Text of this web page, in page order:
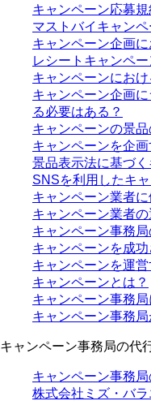
キャンペーン応募
マストバイキャンペ
キャンペーン企画
レシートキャンペー
キャンペーンにお
キャンペーン企画
る必要はある？
キャンペーンの景
キャンペーンを企
景品表示法に基づ
SNSを利用したキ
キャンペーン業者
キャンペーン業者
キャンペーン事務
キャンペーンを成
キャンペーンを運
キャンペーンとは？
キャンペーン事務
キャンペーン事務
キャンペーン事務局の代
キャンペーン事務
株式会社ミズ・バ